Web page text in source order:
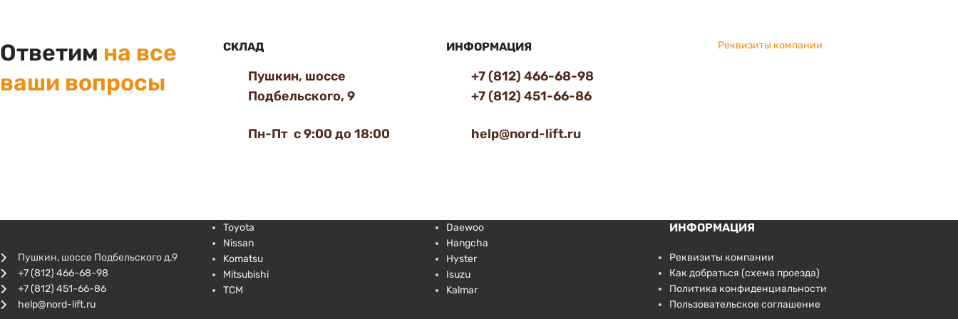
Ответим на все
ваши вопросы
СКЛАД
Пушкин, шоссе
Подбельского, 9
Пн-Пт с 9:00 до 18:00
ИНФОРМАЦИЯ
+7 (812) 466-68-98
+7 (812) 451-66-86
help@nord-lift.ru
Реквизиты компании
Пушкин, шоссе Подбельского д.9
+7 (812) 466-68-98
+7 (812) 451-66-86
help@nord-lift.ru
Toyota
Nissan
Komatsu
Mitsubishi
TCM
Daewoo
Hangcha
Hyster
Isuzu
Kalmar
ИНФОРМАЦИЯ
Реквизиты компании
Как добраться (схема проезда)
Политика конфиденциальности
Пользовательское соглашение